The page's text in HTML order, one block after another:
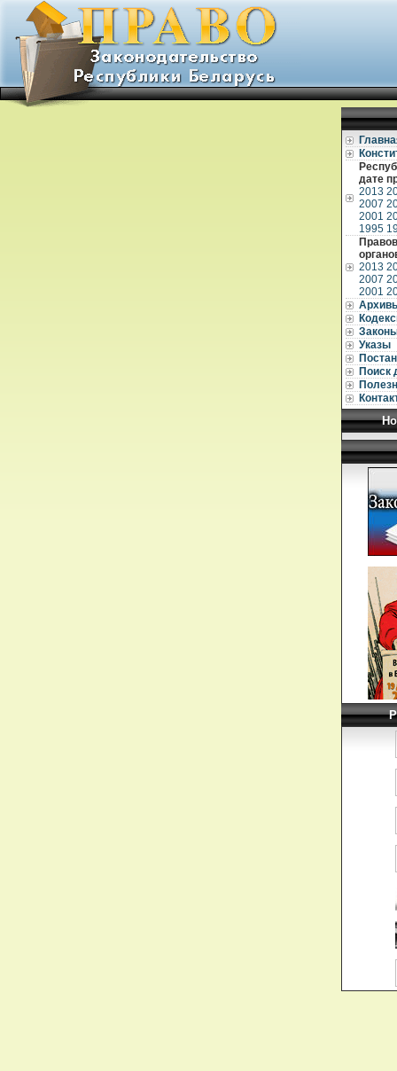
дате
2013
2007
2001
1995
2013
2007
2001
Указы
Поиск